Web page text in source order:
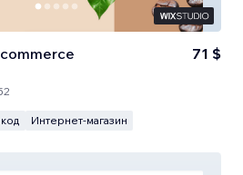
71 $
Интернет-магазин